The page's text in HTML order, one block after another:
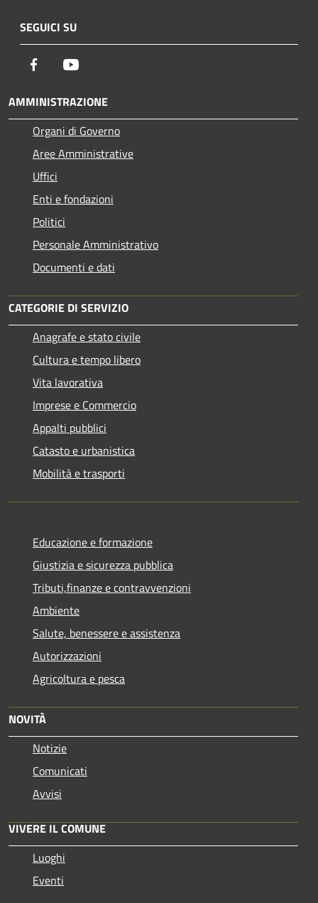
SEGUICI SU
Facebook
AMMINISTRAZIONE
Organi di Governo
Aree Amministrative
Uffici
Enti e fondazioni
Politici
Personale Amministrativo
Documenti e dati
CATEGORIE DI SERVIZIO
Anagrafe e stato civile
Cultura e tempo libero
Vita lavorativa
Imprese e Commercio
Appalti pubblici
Catasto e urbanistica
Mobilità e trasporti
Educazione e formazione
Giustizia e sicurezza pubblica
Tributi,finanze e contravvenzioni
Ambiente
Salute, benessere e assistenza
Autorizzazioni
Agricoltura e pesca
NOVITÀ
Notizie
Comunicati
Avvisi
VIVERE IL COMUNE
Luoghi
Eventi